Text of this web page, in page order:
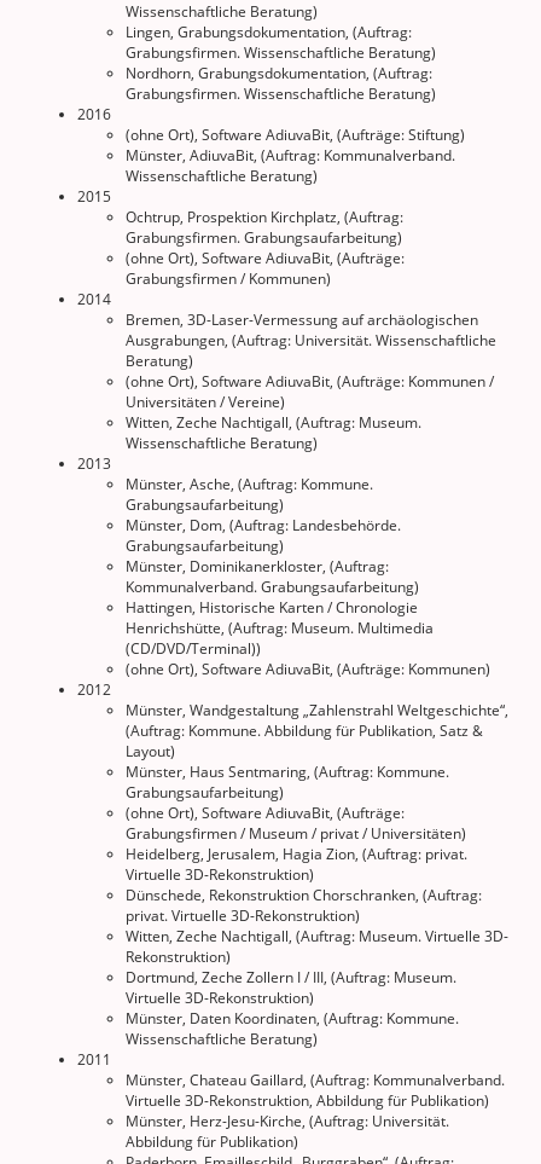
Wissenschaftliche Beratung)
Lingen, Grabungsdokumentation, (Auftrag:
Grabungsfirmen. Wissenschaftliche Beratung)
Nordhorn, Grabungsdokumentation, (Auftrag:
Grabungsfirmen. Wissenschaftliche Beratung)
2016
(ohne Ort), Software AdiuvaBit, (Aufträge: Stiftung)
Münster, AdiuvaBit, (Auftrag: Kommunalverband.
Wissenschaftliche Beratung)
2015
Ochtrup, Prospektion Kirchplatz, (Auftrag:
Grabungsfirmen. Grabungsaufarbeitung)
(ohne Ort), Software AdiuvaBit, (Aufträge:
Grabungsfirmen / Kommunen)
2014
Bremen, 3D-Laser-Vermessung auf archäologischen
Ausgrabungen, (Auftrag: Universität. Wissenschaftliche
Beratung)
(ohne Ort), Software AdiuvaBit, (Aufträge: Kommunen /
Universitäten / Vereine)
Witten, Zeche Nachtigall, (Auftrag: Museum.
Wissenschaftliche Beratung)
2013
Münster, Asche, (Auftrag: Kommune.
Grabungsaufarbeitung)
Münster, Dom, (Auftrag: Landesbehörde.
Grabungsaufarbeitung)
Münster, Dominikanerkloster, (Auftrag:
Kommunalverband. Grabungsaufarbeitung)
Hattingen, Historische Karten / Chronologie
Henrichshütte, (Auftrag: Museum. Multimedia
(CD/DVD/Terminal))
(ohne Ort), Software AdiuvaBit, (Aufträge: Kommunen)
2012
Münster, Wandgestaltung „Zahlenstrahl Weltgeschichte“,
(Auftrag: Kommune. Abbildung für Publikation, Satz &
Layout)
Münster, Haus Sentmaring, (Auftrag: Kommune.
Grabungsaufarbeitung)
(ohne Ort), Software AdiuvaBit, (Aufträge:
Grabungsfirmen / Museum / privat / Universitäten)
Heidelberg, Jerusalem, Hagia Zion, (Auftrag: privat.
Virtuelle 3D-Rekonstruktion)
Dünschede, Rekonstruktion Chorschranken, (Auftrag:
privat. Virtuelle 3D-Rekonstruktion)
Witten, Zeche Nachtigall, (Auftrag: Museum. Virtuelle 3D-
Rekonstruktion)
Dortmund, Zeche Zollern I / III, (Auftrag: Museum.
Virtuelle 3D-Rekonstruktion)
Münster, Daten Koordinaten, (Auftrag: Kommune.
Wissenschaftliche Beratung)
2011
Münster, Chateau Gaillard, (Auftrag: Kommunalverband.
Virtuelle 3D-Rekonstruktion, Abbildung für Publikation)
Münster, Herz-Jesu-Kirche, (Auftrag: Universität.
Abbildung für Publikation)